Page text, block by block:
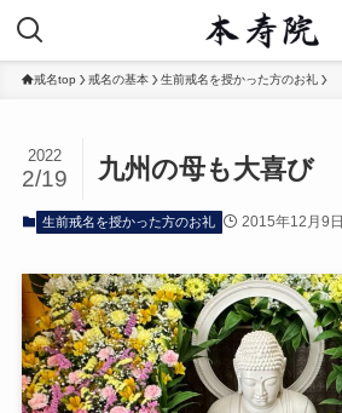
戒名top 戒名の基本 生前戒名を授かった方のお礼
九州の母も大喜び
2022
2/19
生前戒名を授かった方のお礼 2015年12月9日